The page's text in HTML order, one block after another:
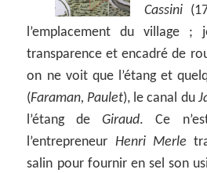
Cassini
l’emplacement du village
transparence et encadré de
on ne voit que l’étang et
(Faraman, Paulet), le canal du
l’étang deGiraud. Ce
l’entrepreneur Henri Merle
salin pour fournir en sel son